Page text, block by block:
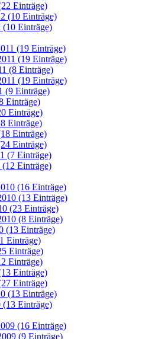
Einträge)
(10 Einträge)
(10 Einträge)
(19 Einträge)
(19 Einträge)
(8 Einträge)
(19 Einträge)
(9 Einträge)
Einträge)
Einträge)
Einträge)
Einträge)
Einträge)
(7 Einträge)
(12 Einträge)
(16 Einträge)
(13 Einträge)
(23 Einträge)
(8 Einträge)
(13 Einträge)
Einträge)
Einträge)
Einträge)
Einträge)
Einträge)
(13 Einträge)
(13 Einträge)
(16 Einträge)
(9 Einträge)